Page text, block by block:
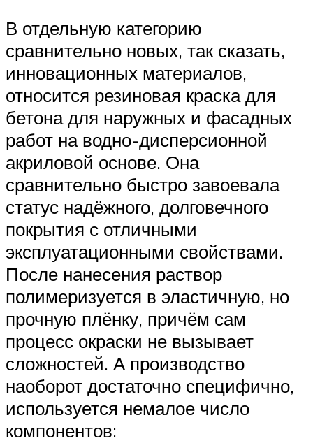
В отдельную категорию
сравнительно новых, так сказать,
инновационных материалов,
относится резиновая краска для
бетона для наружных и фасадных
работ на водно-дисперсионной
акриловой основе. Она
сравнительно быстро завоевала
статус надёжного, долговечного
покрытия с отличными
эксплуатационными свойствами.
После нанесения раствор
полимеризуется в эластичную, но
прочную плёнку, причём сам
процесс окраски не вызывает
сложностей. А производство
наоборот достаточно специфично,
используется немалое число
компонентов: